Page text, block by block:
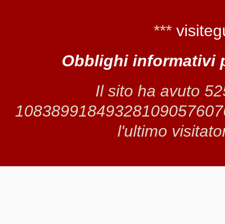
***
Obblighi informativi
Il sito ha avuto
l'ultimo